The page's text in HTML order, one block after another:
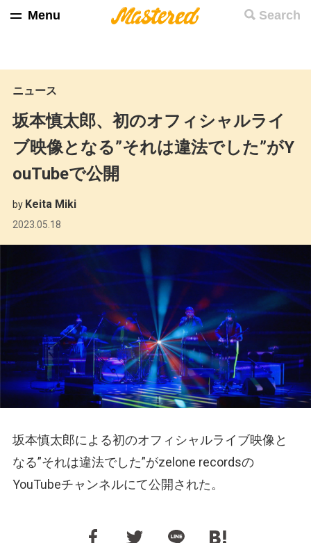
Search
Menu
ニュース
坂本慎太郎、初のオフィシャルライ
ブ映像となる”それは違法でした”がY
ouTubeで公開
by Keita Miki
2023.05.18
坂本慎太郎による初のオフィシャルライブ映像と
なる”それは違法でした”がzelone recordsの
YouTubeチャンネルにて公開された。